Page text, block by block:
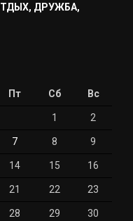
ДРУЖБА,
Пт Сб Вс
1 2
7 8 9
14 15 16
21 22 23
28 29 30